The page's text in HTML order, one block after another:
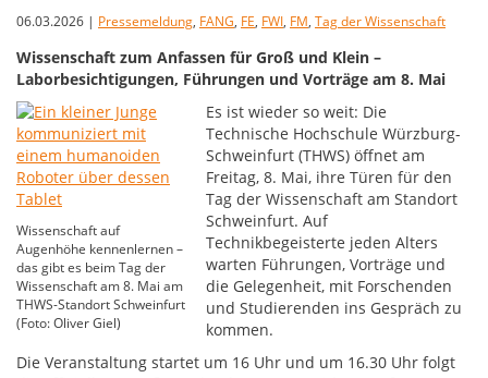
06.03.2026 | Pressemeldung, FANG, FE, FWI, FM, Tag der Wissenschaft
Wissenschaft zum Anfassen für Groß und Klein –
Laborbesichtigungen, Führungen und Vorträge am 8. Mai
Wissenschaft auf
Augenhöhe kennenlernen –
das gibt es beim Tag der
Wissenschaft am 8. Mai am
THWS-Standort Schweinfurt
(Foto: Oliver Giel)
Es ist wieder so weit: Die
Technische Hochschule Würzburg-
Schweinfurt (THWS) öffnet am
Freitag, 8. Mai, ihre Türen für den
Tag der Wissenschaft am Standort
Schweinfurt. Auf
Technikbegeisterte jeden Alters
warten Führungen, Vorträge und
die Gelegenheit, mit Forschenden
und Studierenden ins Gespräch zu
kommen.
Die Veranstaltung startet um 16 Uhr und um 16.30 Uhr folgt